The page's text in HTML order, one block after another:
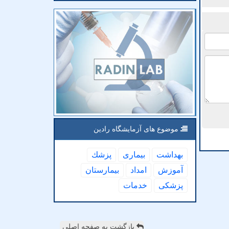
موضوع های آزمایشگاه رادین
بهداشت بیماری
پزشك
آموزش
امداد
بیمارستان
پزشكی
خدمات
بازگشت به صفحه اصلی